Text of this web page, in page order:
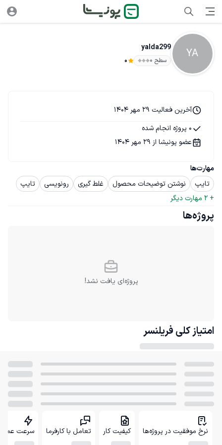
YA
yalda299
سطح ۰ 0
مهارت‌ها
تایپ
نوشتن توضیحات محصول غلط گیری رونویسی
تایپ
+
2 مهارت دیگر
آخرین فعالیت 29 مهر 1404
0 پروژه انجام شده
عضو پونیشا از 29 مهر 1404
پروژه‌ها
پروژه‌ای یافت نشد!
امتیاز کلی فریلنسر
نرخ موفقیت در پروژه‌ها کیفیت کار تعامل با کارفرما سرعت عمل